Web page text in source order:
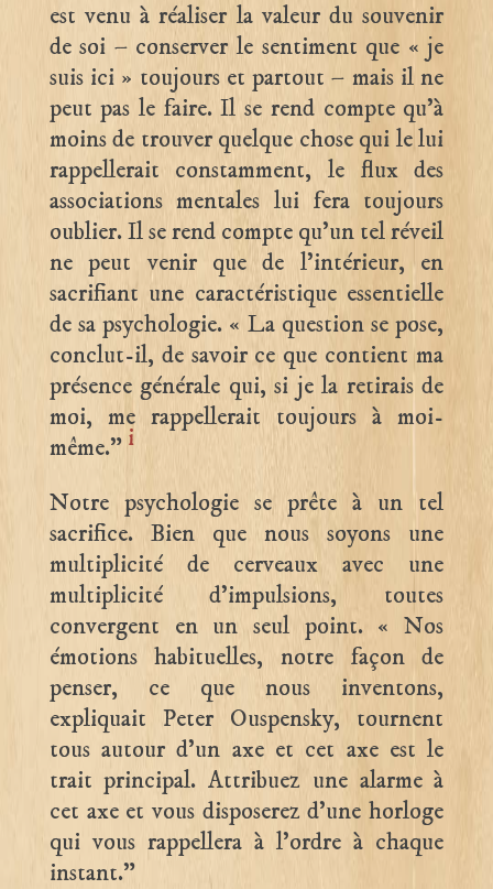
est venu à réaliser la valeur du souvenir
de soi – conserver le sentiment que « je
suis ici » toujours et partout – mais il ne
peut pas le faire. Il se rend compte qu’à
moins de trouver quelque chose qui le lui
rappellerait constamment, le flux des
associations mentales lui fera toujours
oublier. Il se rend compte qu’un tel réveil
ne peut venir que de l’intérieur, en
sacrifiant une caractéristique essentielle
de sa psychologie. « La question se pose,
conclut-il, de savoir ce que contient ma
présence générale qui, si je la retirais de
moi, me rappellerait toujours à moi-
même.” i
Notre psychologie se prête à un tel
sacrifice. Bien que nous soyons une
multiplicité de cerveaux avec une
multiplicité d’impulsions, toutes
convergent en un seul point. « Nos
émotions habituelles, notre façon de
penser, ce que nous inventons,
expliquait Peter Ouspensky, tournent
tous autour d’un axe et cet axe est le
trait principal. Attribuez une alarme à
cet axe et vous disposerez d’une horloge
qui vous rappellera à l’ordre à chaque
instant.”